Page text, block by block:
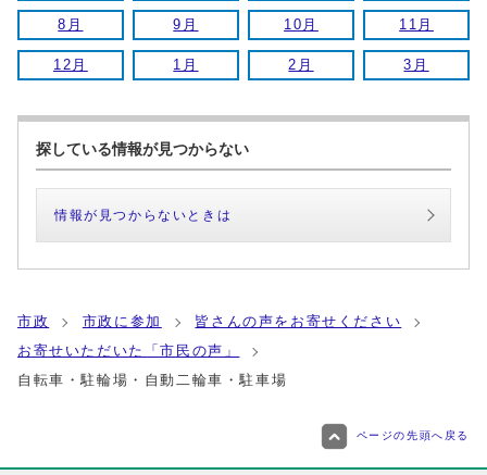
8月 9月 10月 11月
12月 1月 2月 3月
探している情報が見つからない
情報が見つからないときは
市政 市政に参加
皆さんの声をお寄せください
お寄せいただいた「市民の声」
自転車・駐輪場・自動二輪車・駐車場
ページの先頭へ戻る